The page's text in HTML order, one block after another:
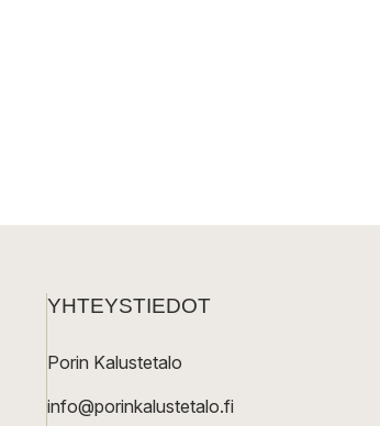
YHTEYSTIEDOT
Porin Kalustetalo
info@porinkalustetalo.fi